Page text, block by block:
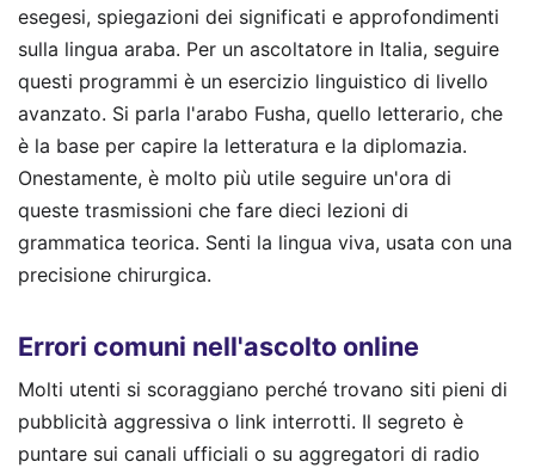
esegesi, spiegazioni dei significati e approfondimenti
sulla lingua araba. Per un ascoltatore in Italia, seguire
questi programmi è un esercizio linguistico di livello
avanzato. Si parla l'arabo Fusha, quello letterario, che
è la base per capire la letteratura e la diplomazia.
Onestamente, è molto più utile seguire un'ora di
queste trasmissioni che fare dieci lezioni di
grammatica teorica. Senti la lingua viva, usata con una
precisione chirurgica.
Errori comuni nell'ascolto online
Molti utenti si scoraggiano perché trovano siti pieni di
pubblicità aggressiva o link interrotti. Il segreto è
puntare sui canali ufficiali o su aggregatori di radio